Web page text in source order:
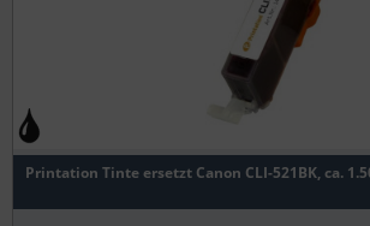
Printation Tinte ersetzt Canon CLI-521BK, ca.